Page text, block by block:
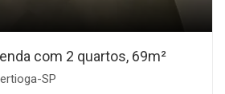
com 2 quartos, 69m²
SP